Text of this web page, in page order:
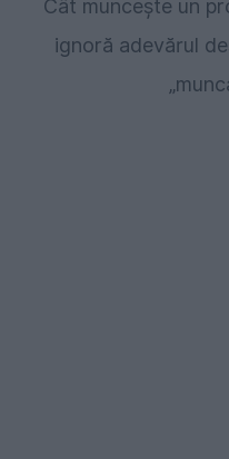
Cât muncește un
ignoră adevărul